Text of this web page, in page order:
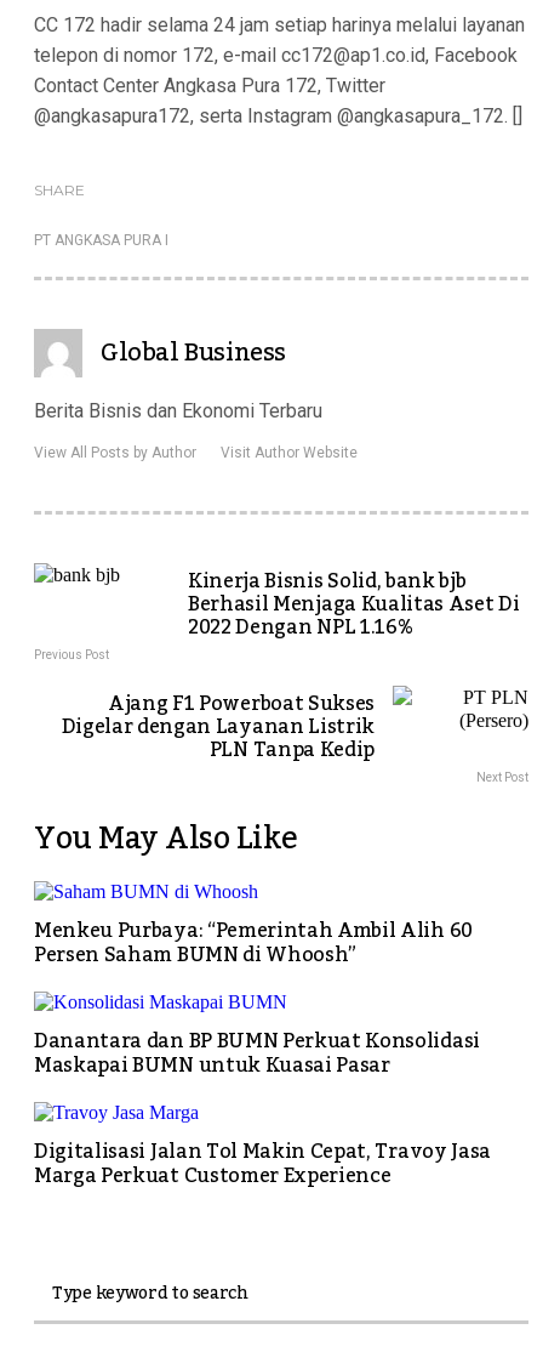
CC 172 hadir selama 24 jam setiap harinya melalui layanan
telepon di nomor 172, e-mail cc172@ap1.co.id, Facebook
Contact Center Angkasa Pura 172, Twitter
@angkasapura172, serta Instagram @angkasapura_172. []
SHARE
PT ANGKASA PURA I
Global Business
Berita Bisnis dan Ekonomi Terbaru
View All Posts by Author Visit Author Website
Kinerja Bisnis Solid, bank bjb
Berhasil Menjaga Kualitas Aset Di
2022 Dengan NPL 1.16%
Previous Post
Ajang F1 Powerboat Sukses
Digelar dengan Layanan Listrik
PLN Tanpa Kedip
Next Post
You May Also Like
Menkeu Purbaya: “Pemerintah Ambil Alih 60
Persen Saham BUMN di Whoosh”
Danantara dan BP BUMN Perkuat Konsolidasi
Maskapai BUMN untuk Kuasai Pasar
Digitalisasi Jalan Tol Makin Cepat, Travoy Jasa
Marga Perkuat Customer Experience